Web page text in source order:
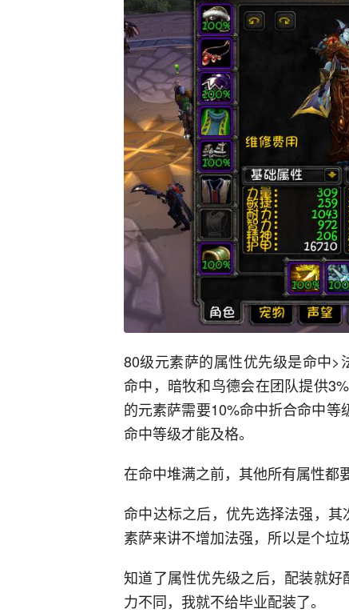
80级元素萨的属性优先级是命中
命中，暗牧和鸟德会在团队提供
的元素萨需要10%命中折合命中
命中等级才能及格。
在命中堆满之前，其他所有属性都
命中达标之后，优先选择法强，
素萨来讲不增加法强，所以是个垃
知道了属性优先级之后，配装就
力不同，我就不给毕业配装了。